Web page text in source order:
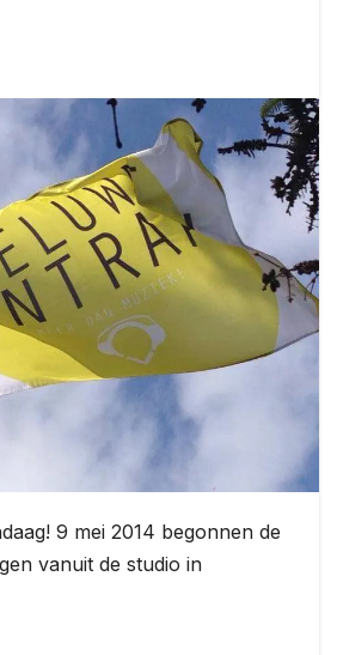
9 mei 2014 begonnen de
vanuit de studio in